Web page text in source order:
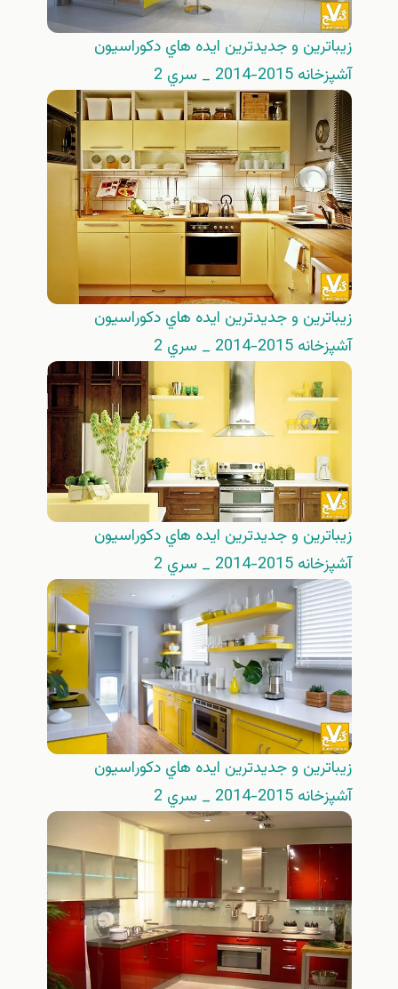
زيباترين و جديدترين ايده هاي دكوراسيون
آشپزخانه 2015-2014 _ سري 2
زيباترين و جديدترين ايده هاي دكوراسيون
آشپزخانه 2015-2014 _ سري 2
زيباترين و جديدترين ايده هاي دكوراسيون
آشپزخانه 2015-2014 _ سري 2
زيباترين و جديدترين ايده هاي دكوراسيون
آشپزخانه 2015-2014 _ سري 2